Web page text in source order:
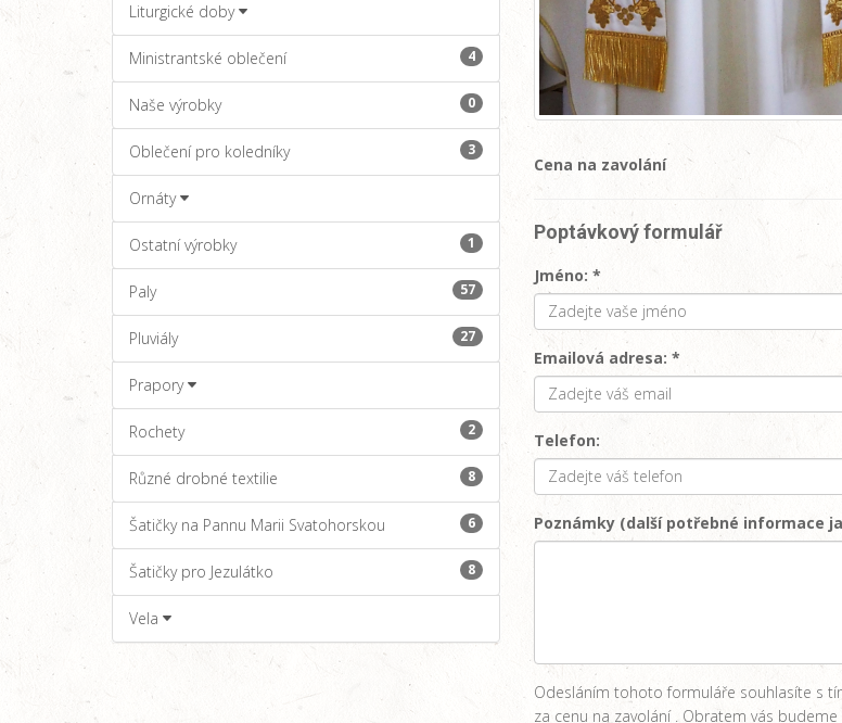
Liturgické doby
Ministrantské oblečení 4
Naše výrobky 0
Oblečení pro koledníky 3
Ornáty
Ostatní výrobky 1
Paly 57
Pluviály 27
Prapory
Rochety 2
Různé drobné textilie 8
Šatičky na Pannu Marii Svatohorskou 6
Šatičky pro Jezulátko 8
Vela
Cena na zavolání
Poptávkový formulář
Jméno: *
Emailová adresa: *
Telefon:
Poznámky (další potřebné informace
Odesláním tohoto formuláře souhlasíte s
za cenu na zavolání . Obratem vás